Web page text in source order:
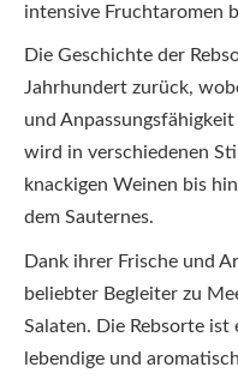
intensive Fruchtaromen
Die Geschichte der
Jahrhundert zurück,
und
wird in verschiedenen
knackigen Weinen bis
dem Sauternes.
Dank ihrer Frische und
beliebter Begleiter zu
Salaten. Die Rebsorte
lebendige und